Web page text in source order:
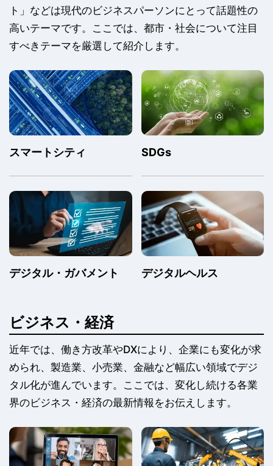
ト」などは現代のビジネスパーソンにとって話題性の
高いテーマです。ここでは、都市・社会について注目
すべきテーマを厳選して紹介します。
スマートシティ SDGs
デジタル・ガバメント デジタルヘルス
ビジネス・経済
近年では、働き方改革やDXにより、企業にも変化が求
められ、製造業、小売業、金融など幅広い領域でデジ
タル化が進んでいます。ここでは、変化し続ける各業
界のビジネス・経済の最新情報をお伝えします。